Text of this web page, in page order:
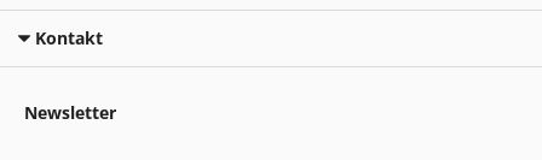
Kontakt
Newsletter